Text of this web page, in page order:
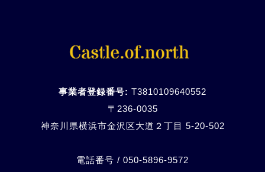
事業者登録番号: T3810109640552
〒236-0035
神奈川県横浜市金沢区大道２丁目 5-20-502
電話番号 / 050-5896-9572